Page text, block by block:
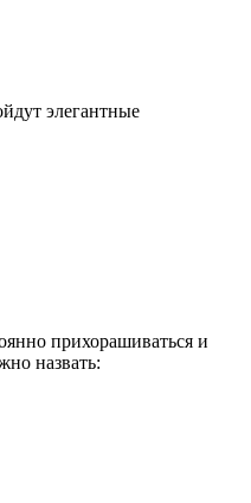
элегантные
прихорашиваться и
назвать: